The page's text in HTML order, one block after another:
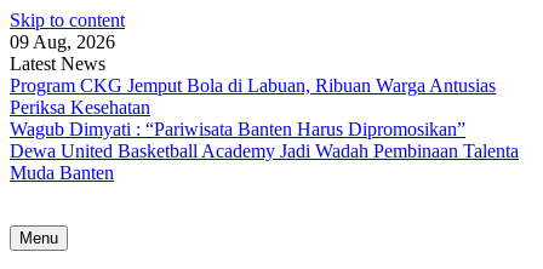
Skip to content
09 Aug, 2026
Latest News
Program CKG Jemput Bola di Labuan, Ribuan Warga Antusias
Periksa Kesehatan
Wagub Dimyati : “Pariwisata Banten Harus Dipromosikan”
Dewa United Basketball Academy Jadi Wadah Pembinaan Talenta
Muda Banten
Menu